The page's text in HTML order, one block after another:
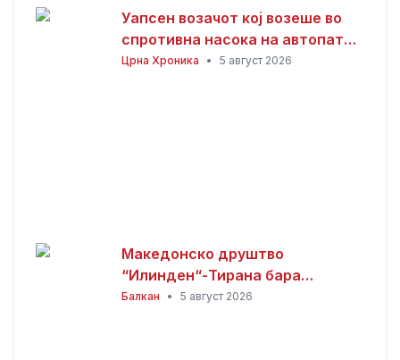
Уапсен возачот кој возеше во
спротивна насока на автопатот
Скопје – Велес
Црна Хроника • 5 август 2026
Македонско друштво
“Илинден“-Тирана бара
официјалната веб-страница на
Балкан • 5 август 2026